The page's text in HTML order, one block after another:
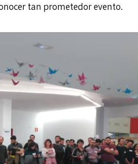
tan prometedor evento.